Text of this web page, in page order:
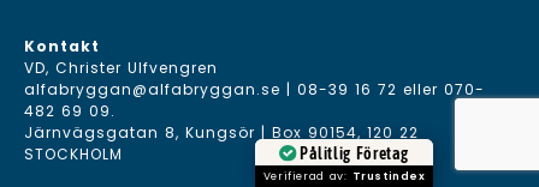
Kontakt
VD, Christer Ulfvengren
alfabryggan@alfabryggan.se | 08-39 16 72 eller 070-
482 69 09.
Järnvägsgatan 8, Kungsör | Box 90154, 120 22
STOCKHOLM
Pålitlig Företag
Verifierad av: Trustindex